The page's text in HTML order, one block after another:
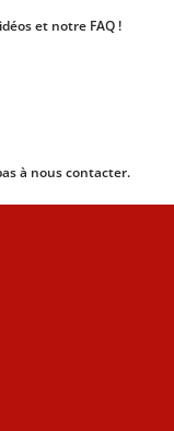
et notre FAQ !
à nous contacter.